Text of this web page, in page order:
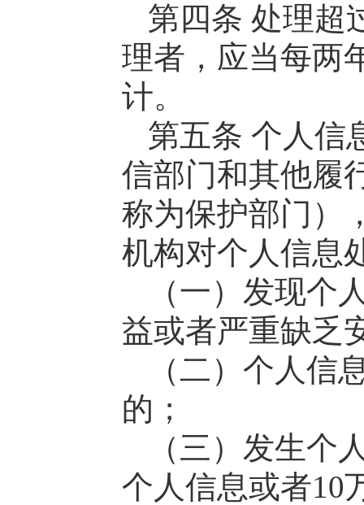
第四条 处理超
理者，应当每两
计。
第五条 个人信
信部门和其他履
称为保护部门）
机构对个人信息
（一）发现个
益或者严重缺乏
（二）个人信
的；
（三）发生个
个人信息或者10